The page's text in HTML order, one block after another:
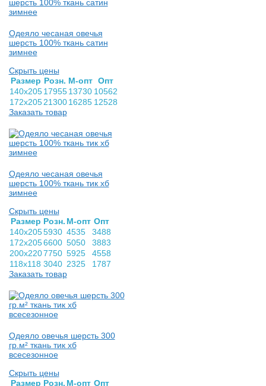
Одеяло чесаная овечья
шерсть 100% ткань сатин
зимнее
Скрыть цены
Раз­мер Розн. М-опт Опт
140х205 17955 13730 10562
172х205 21300 16285 12528
Заказать товар
Одеяло чесаная овечья
шерсть 100% ткань тик хб
зимнее
Скрыть цены
Раз­мер Розн. М-опт Опт
140х2055930 4535
3488
172х2056600 5050
3883
200х2207750 5925
4558
118х118 3040 2325
1787
Заказать товар
Одеяло овечья шерсть 300
гр.м² ткань тик хб
всесезонное
Скрыть цены
Раз­мер Розн. М-опт Опт